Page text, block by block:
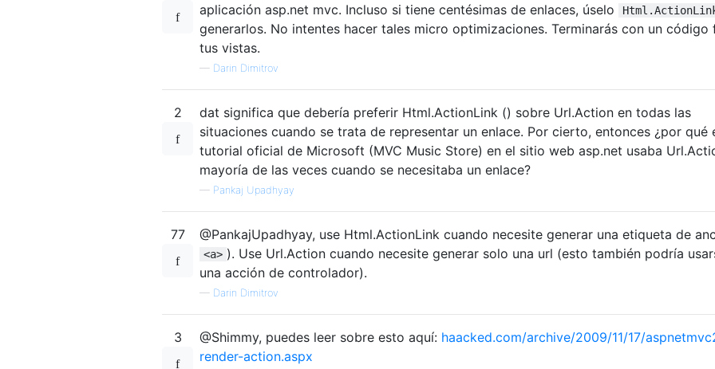
aplicación asp.net mvc. Incluso si tiene centésimas de enlaces, úselo
generarlos. No intentes hacer tales micro optimizaciones. Terminarás con un código
tus vistas.
— Darin Dimitrov
2
dat significa que debería preferir Html.ActionLink () sobre Url.Action en todas las
situaciones cuando se trata de representar un enlace. Por cierto, entonces ¿por qué
tutorial oficial de Microsoft (MVC Music Store) en el sitio web asp.net usaba
mayoría de las veces cuando se necesitaba un enlace?
— Pankaj Upadhyay
77 @PankajUpadhyay, use Html.ActionLink cuando necesite generar una etiqueta de
<a> ). Use Url.Action cuando necesite generar solo una url (esto también podría
una acción de controlador).
— Darin Dimitrov
3 @Shimmy, puedes leer sobre esto aquí: haacked.com/archive/2009/11/17/
render-action.aspx